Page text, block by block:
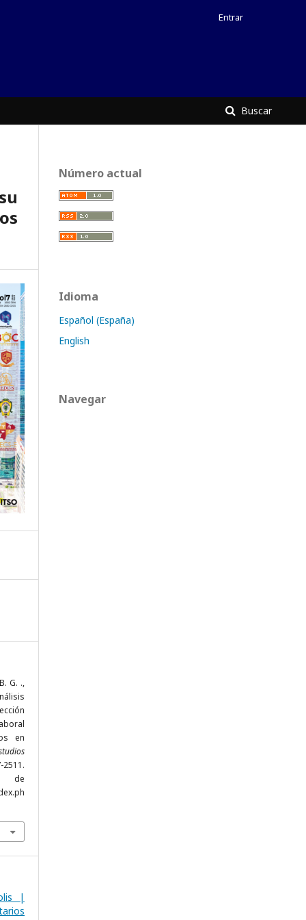
Buscar
Entrar
G. .,
en
de
|
Número actual
Idioma
Español (España)
English
Navegar